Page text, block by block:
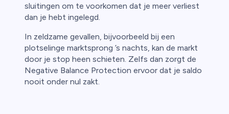
sluitingen om te voorkomen dat je meer verliest
dan je hebt ingelegd.
In zeldzame gevallen, bijvoorbeeld bij een
plotselinge marktsprong ’s nachts, kan de markt
door je stop heen schieten. Zelfs dan zorgt de
Negative Balance Protection ervoor dat je saldo
nooit onder nul zakt.